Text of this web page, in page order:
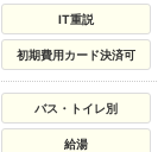
IT重説
初期費用カード決済可
バス・トイレ別
給湯